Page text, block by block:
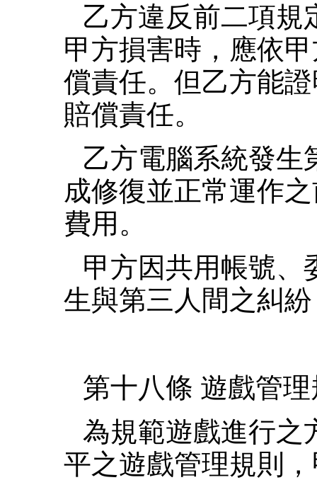
乙方違反前二項規
甲方損害時，應依
償責任。但乙方能
賠償責任。
乙方電腦系統發生
成修復並正常運作
費用。
甲方因共用帳號、
生與第三人間之糾
第十八條 遊戲管
為規範遊戲進行之
平之遊戲管理規則